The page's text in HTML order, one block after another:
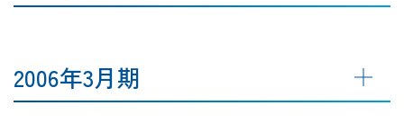
2006年3月期